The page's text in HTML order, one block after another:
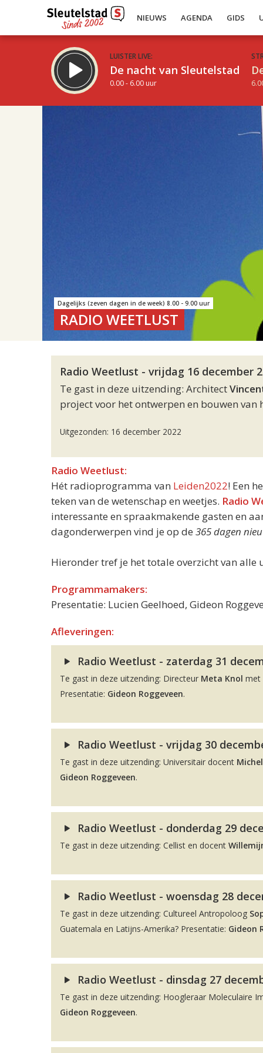
NIEUWS AGENDA GIDS
LUISTER LIVE:
De nacht van Sleutelstad
0.00 - 6.00 uur
Dagelijks (zeven dagen in de week) 8.00 - 9.00 uur
RADIO WEETLUST
Radio Weetlust - vrijdag 16 december
Te gast in deze uitzending: Architect
project voor het ontwerpen en bouwen van
Uitgezonden: 16 december 2022
Radio Weetlust:
Hét radioprogramma van Leiden2022! Een
teken van de wetenschap en weetjes. Radio
interessante en spraakmakende gasten en
dagonderwerpen vind je op de 365 dagen
Hieronder tref je het totale overzicht van
Programmamakers:
Presentatie: Lucien Geelhoed, Gideon
Afleveringen:
Radio Weetlust - zaterdag 31
Te gast in deze uitzending: Directeur Meta Knol met
Presentatie: Gideon Roggeveen.
Radio Weetlust - vrijdag 30
Te gast in deze uitzending: Universitair docent
Gideon Roggeveen.
Radio Weetlust - donderdag 29
Te gast in deze uitzending: Cellist en docent
Radio Weetlust - woensdag 28
Te gast in deze uitzending: Cultureel Antropoloog
Guatemala en Latijns-Amerika? Presentatie: Gideon
Radio Weetlust - dinsdag 27
Te gast in deze uitzending: Hoogleraar Moleculaire
Gideon Roggeveen.